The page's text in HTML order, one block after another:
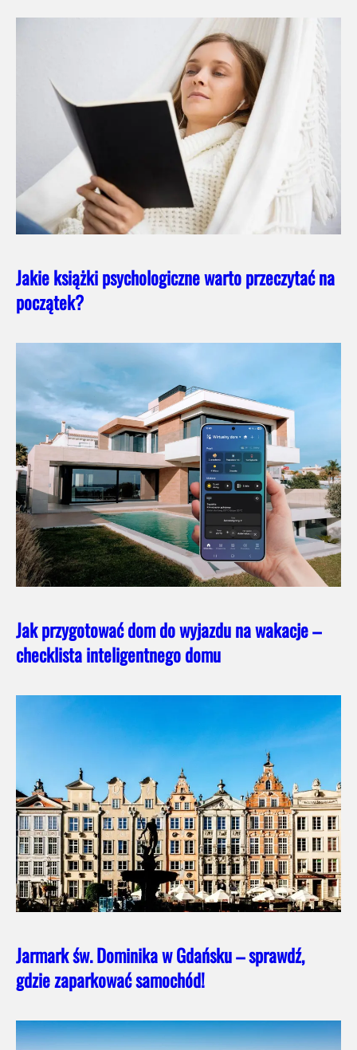
Jakie książki psychologiczne warto przeczytać na
początek?
Jak przygotować dom do wyjazdu na wakacje –
checklista inteligentnego domu
Jarmark św. Dominika w Gdańsku – sprawdź,
gdzie zaparkować samochód!